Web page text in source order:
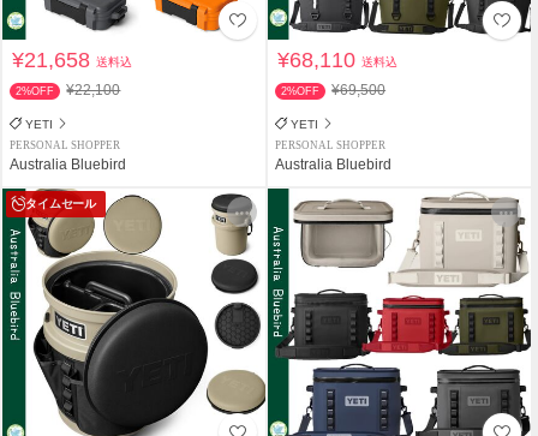
¥21,658送料込
2%OFF ¥22,100
YETI
PERSONAL SHOPPER
Australia Bluebird
¥68,110送料込
2%OFF ¥69,500
YETI
PERSONAL SHOPPER
Australia Bluebird
タイムセール